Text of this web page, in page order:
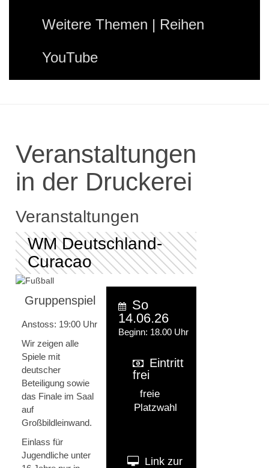
Weitere Themen | Reihen
YouTube
Veranstaltungen
in der Druckerei
Veranstaltungen
WM Deutschland-
Curacao
Gruppenspiel
Anstoss: 19:00 Uhr
Wir zeigen alle
Spiele mit
deutscher
Beteiligung sowie
das Finale im Saal
auf
Großbildleinwand.
Einlass für
Jugendliche unter
So
14.06.26
Beginn: 18.00 Uhr
Eintritt
frei
freie
Platzwahl
Link zur